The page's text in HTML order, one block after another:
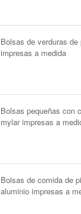
Bolsas de verduras
impresas a medida
Bolsas pequeñas con
mylar impresas a
Bolsas de comida de
aluminio impresas a